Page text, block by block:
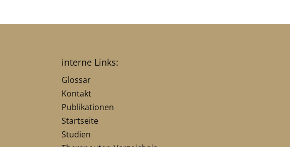
interne Links:
Glossar
Kontakt
Publikationen
Startseite
Studien